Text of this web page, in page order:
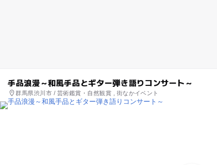
手品浪漫～和風手品とギター弾き語りコンサート～
群馬県渋川市 / 芸術鑑賞・自然観賞 , 街なかイベント